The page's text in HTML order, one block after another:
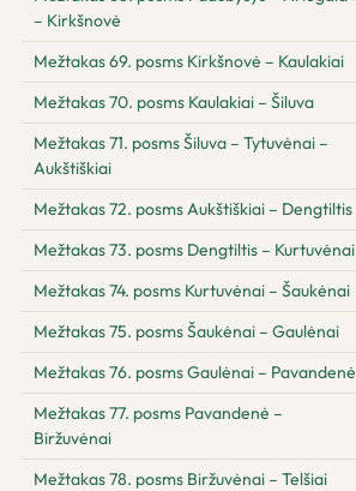
– Kirkšnovė
Mežtakas 69. posms Kirkšnovė – Kaulakiai
Mežtakas 70. posms Kaulakiai – Šiluva
Mežtakas 71. posms Šiluva – Tytuvėnai –
Aukštiškiai
Mežtakas 72. posms Aukštiškiai – Dengtiltis
Mežtakas 73. posms Dengtiltis – Kurtuvėnai
Mežtakas 74. posms Kurtuvėnai – Šaukėnai
Mežtakas 75. posms Šaukėnai – Gaulėnai
Mežtakas 76. posms Gaulėnai – Pavandenė
Mežtakas 77. posms Pavandenė –
Biržuvėnai
Mežtakas 78. posms Biržuvėnai – Telšiai